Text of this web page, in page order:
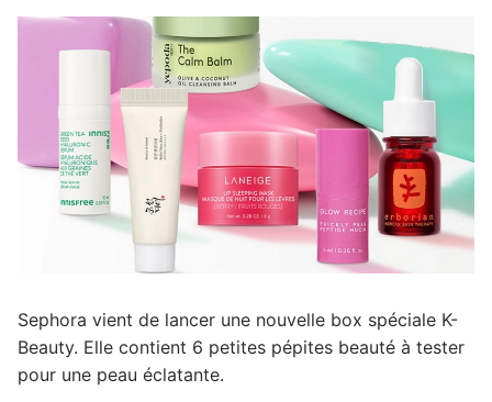
Sephora vient de lancer une nouvelle box spéciale K-
Beauty. Elle contient 6 petites pépites beauté à tester
pour une peau éclatante.